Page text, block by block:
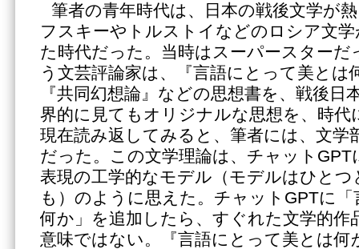
筆者の青年時代は、日本の戦後文学が
フスキーやトルストイなどのロシア文
た時代だった。当時はスーパースターだ
う文芸評論家は、『言語にとって美とは
『共同幻想論』などの思想書を、戦後日
界的に見てもオリジナルな思想を、時
現在読み返してみると、筆者には、文学
だった。この文学理論は、チャット
表現の工学的なモデル（モデルはひと
も）のように思えた。チャットGPTに
何か」を追加したら、すぐれた文学的作
意味ではない。『言語にとって美とは何